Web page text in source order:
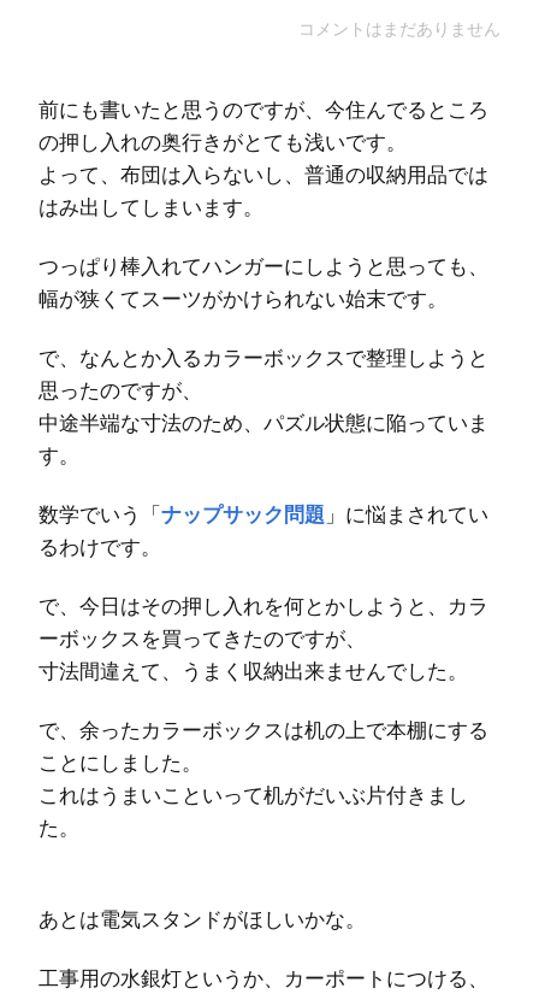
コメントはまだありません
前にも書いたと思うのですが、今住んでるところ
の押し入れの奥行きがとても浅いです。
よって、布団は入らないし、普通の収納用品では
はみ出してしまいます。
つっぱり棒入れてハンガーにしようと思っても、
幅が狭くてスーツがかけられない始末です。
で、なんとか入るカラーボックスで整理しようと
思ったのですが、
中途半端な寸法のため、パズル状態に陥っていま
す。
数学でいう「ナップサック問題 」に悩まされてい
るわけです。
で、今日はその押し入れを何とかしようと、カラ
ーボックスを買ってきたのですが、
寸法間違えて、うまく収納出来ませんでした。
で、余ったカラーボックスは机の上で本棚にする
ことにしました。
これはうまいこといって机がだいぶ片付きまし
た。
あとは電気スタンドがほしいかな。
工事用の水銀灯というか、カーポートにつける、